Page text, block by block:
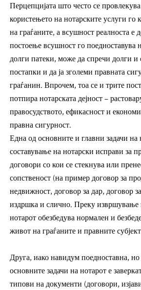
Перцепцијата што често се
користењето на нотарските услуги
на граѓаните, а всушност реалноста е
постоење всушност го
долги патеки, може да спречи долги и
постапки и да ја зголеми правната
граѓанин. Впрочем, тоа се и трите
потпира нотарската дејност –
правосудството, ефикасност и
правна сигурност.
Една од основните и главни задачи на
составување на нотарски исправи за
договори со кои се стекнува или
сопственост (на пример договор за
недвижност, договор за дар, договор
издршка и слично. Преку извршување
нотарот обезбедува нормален и
живот на граѓаните и правните
Друга, иако навидум поедноставна, но
основните задачи на нотарот е
типови на документи (договори,